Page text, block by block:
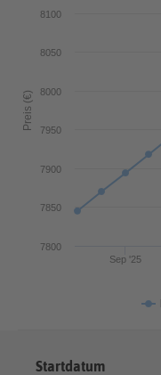
Preis (€)
Sep '25
7800
7850
7900
7950
8000
8050
8100
Startdatum